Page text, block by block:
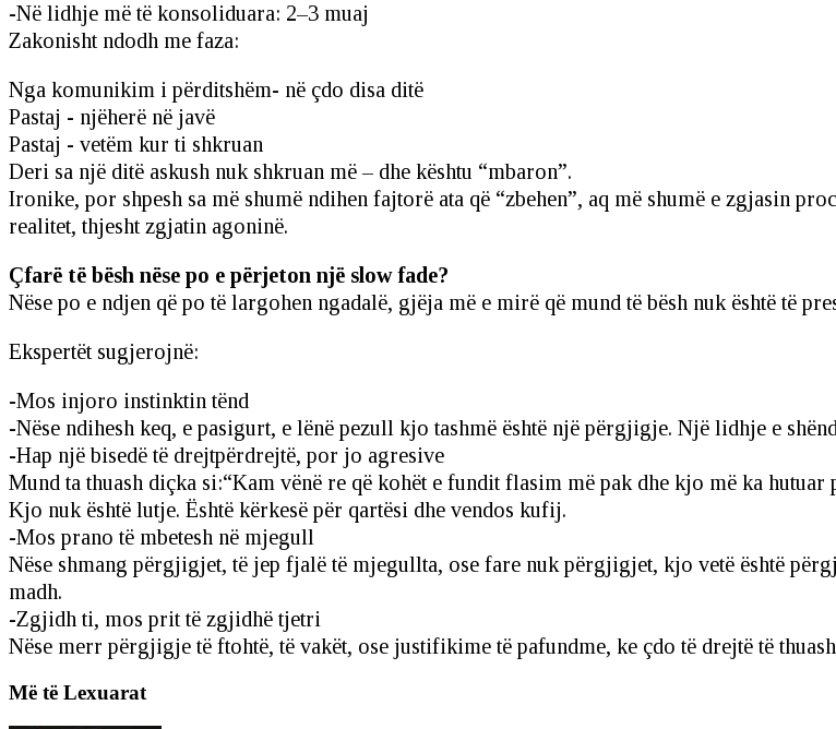
-Në lidhje më të konsoliduara: 2–3 muaj
Zakonisht ndodh me faza:
Nga komunikim i përditshëm- në çdo disa ditë
Pastaj - njëherë në javë
Pastaj - vetëm kur ti shkruan
Deri sa një ditë askush nuk shkruan më – dhe kështu “mbaron”.
Ironike, por shpesh sa më shumë ndihen fajtorë ata që “zbehen”, aq më shumë e zgjasin
realitet, thjesht zgjatin agoninë.
Çfarë të bësh nëse po e përjeton një slow fade?
Nëse po e ndjen që po të largohen ngadalë, gjëja më e mirë që mund të bësh nuk është të
Ekspertët sugjerojnë:
-Mos injoro instinktin tënd
-Nëse ndihesh keq, e pasigurt, e lënë pezull kjo tashmë është një përgjigje. Një lidhje e
-Hap një bisedë të drejtpërdrejtë, por jo agresive
Mund ta thuash diçka si:“Kam vënë re që kohët e fundit flasim më pak dhe kjo më ka hutuar
Kjo nuk është lutje. Është kërkesë për qartësi dhe vendos kufij.
-Mos prano të mbetesh në mjegull
Nëse shmang përgjigjet, të jep fjalë të mjegullta, ose fare nuk përgjigjet, kjo vetë është
madh.
-Zgjidh ti, mos prit të zgjidhë tjetri
Nëse merr përgjigje të ftohtë, të vakët, ose justifikime të pafundme, ke çdo të drejtë të
Më të Lexuarat